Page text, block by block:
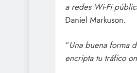
a redes Wi-Fi
Daniel Markuson.
“Una buena forma
encripta tu tráfico